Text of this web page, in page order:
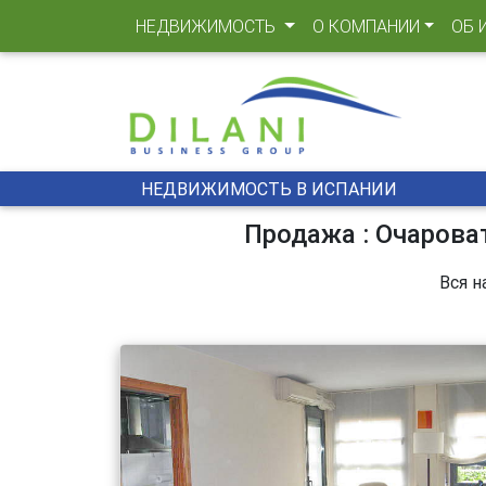
НЕДВИЖИМОСТЬ (CURRENT)
О КОМПАНИИ ОБ
НЕДВИЖИМОСТЬ В ИСПАНИИ
Продажа :
Вся